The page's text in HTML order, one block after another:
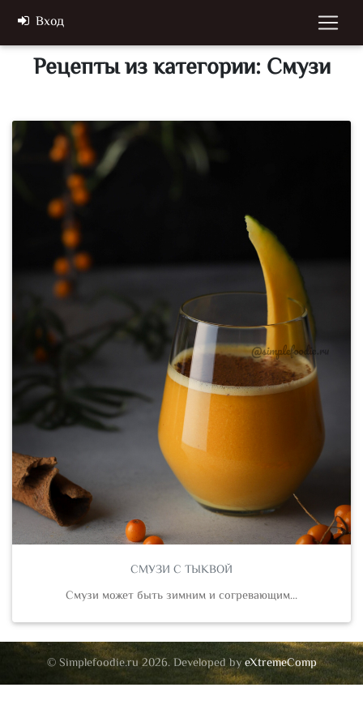
Вход
Рецепты из категории: Смузи
СМУЗИ С ТЫКВОЙ
Смузи может быть зимним и согревающим...
© Simplefoodie.ru 2026. Developed byeXtremeComp